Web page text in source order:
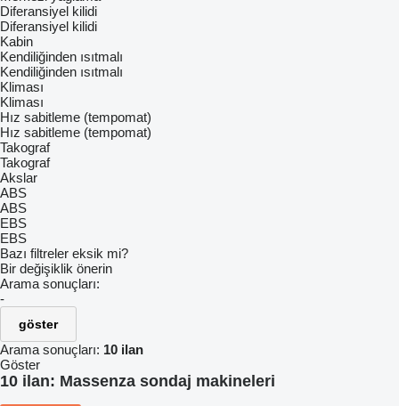
Diferansiyel kilidi
Diferansiyel kilidi
Kabin
Kendiliğinden ısıtmalı
Kendiliğinden ısıtmalı
Kliması
Kliması
Hız sabitleme (tempomat)
Hız sabitleme (tempomat)
Takograf
Takograf
Akslar
ABS
ABS
EBS
EBS
Bazı filtreler eksik mi?
Bir değişiklik önerin
Arama sonuçları:
-
göster
Arama sonuçları: 10 ilan
Göster
10 ilan: Massenza sondaj makineleri